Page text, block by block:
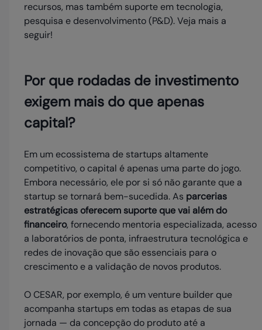
recursos, mas também suporte em tecnologia,
pesquisa e desenvolvimento (P&D). Veja mais a
seguir!
Por que rodadas de investimento
exigem mais do que apenas
capital?
Em um ecossistema de startups altamente
competitivo, o capital é apenas uma parte do jogo.
Embora necessário, ele por si só não garante que a
startup se tornará bem-sucedida. As parcerias
estratégicas oferecem suporte que vai além do
financeiro, fornecendo mentoria especializada, acesso
a laboratórios de ponta, infraestrutura tecnológica e
redes de inovação que são essenciais para o
crescimento e a validação de novos produtos.
O CESAR, por exemplo, é um venture builder que
acompanha startups em todas as etapas de sua
jornada — da concepção do produto até a